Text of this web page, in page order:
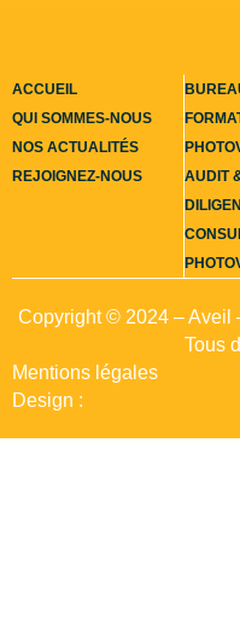
ACCUEIL
QUI SOMMES-NOUS
NOS ACTUALITÉS
REJOIGNEZ-NOUS
AUDIT
Copyright © 2024 – Aveil
Tous
Mentions légales
Design :